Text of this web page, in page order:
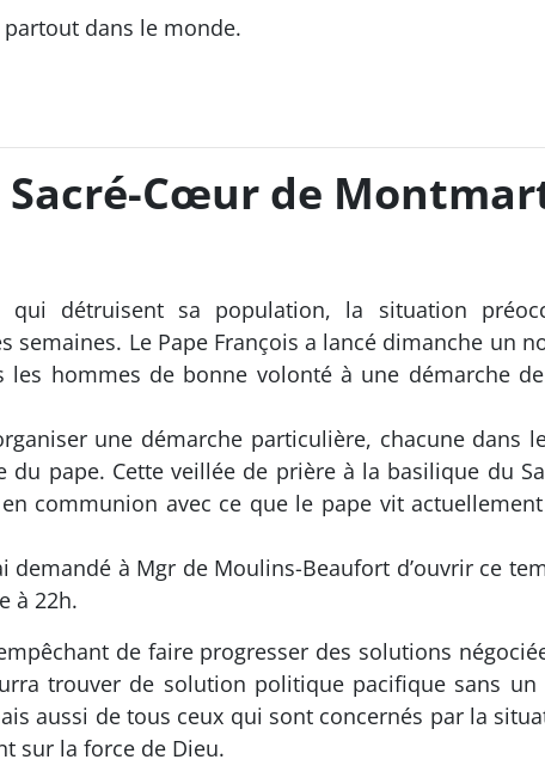
dans le monde.
Sacré-Cœur de
détruisent sa population, la situation
semaines. Le Pape François a lancé dimanche un
les hommes de bonne volonté à une démarche
une démarche particulière, chacune dans
pape. Cette veillée de prière à la basilique du
communion avec ce que le pape vit
demandé à Mgr de Moulins-Beaufort d’ouvrir ce
à 22h.
de faire progresser des solutions
trouver de solution politique pacifique sans un
aussi de tous ceux qui sont concernés par la
sur la force de Dieu.